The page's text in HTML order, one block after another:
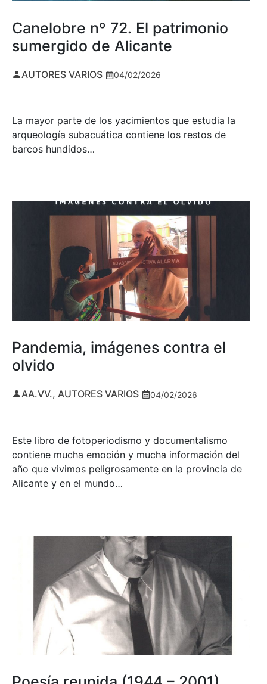
Canelobre nº 72. El patrimonio
sumergido de Alicante
AUTORES VARIOS 04/02/2026
La mayor parte de los yacimientos que estudia la
arqueología subacuática contiene los restos de
barcos hundidos…
Pandemia, imágenes contra el
olvido
AA.VV., AUTORES VARIOS 04/02/2026
Este libro de fotoperiodismo y documentalismo
contiene mucha emoción y mucha información del
año que vivimos peligrosamente en la provincia de
Alicante y en el mundo…